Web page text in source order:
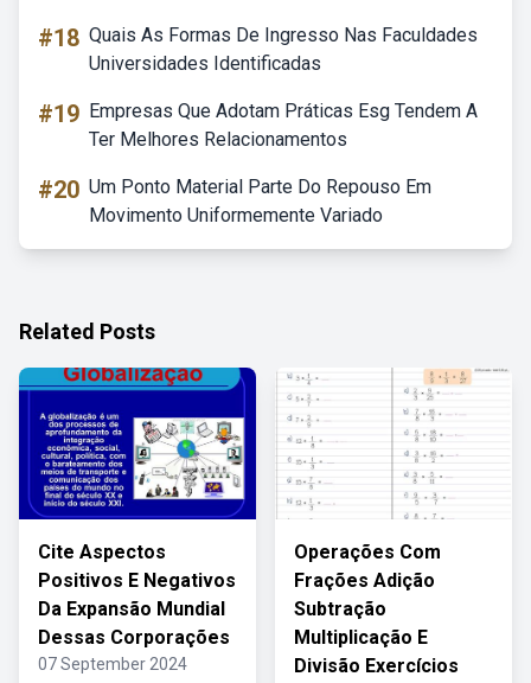
#18 Quais As Formas De Ingresso Nas Faculdades
Universidades Identificadas
#19 Empresas Que Adotam Práticas Esg Tendem A
Ter Melhores Relacionamentos
#20 Um Ponto Material Parte Do Repouso Em
Movimento Uniformemente Variado
Related Posts
Cite Aspectos
Positivos E Negativos
Da Expansão Mundial
Dessas Corporações
07 September 2024
Operações Com
Frações Adição
Subtração
Multiplicação E
Divisão Exercícios